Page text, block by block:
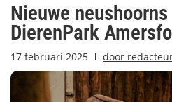
Nieuwe
DierenPark
17 februari 2025 door